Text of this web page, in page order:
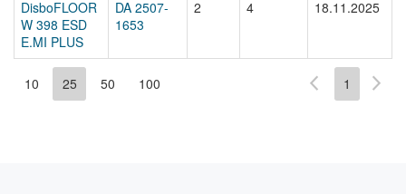
DisboFLOOR
W 398 ESD
E.MI PLUS
DA 2507-
1653
2 4 18.11.2025
10 25 50 100 1